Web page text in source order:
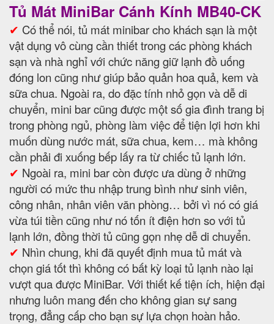
Tủ Mát MiniBar Cánh Kính MB40-CK
✔ Có thể nói, tủ mát minibar cho khách sạn là một
vật dụng vô cùng cần thiết trong các phòng khách
sạn và nhà nghỉ với chức năng giữ lạnh đồ uống
đóng lon cũng như giúp bảo quản hoa quả, kem và
sữa chua. Ngoài ra, do đặc tính nhỏ gọn và dễ di
chuyển, mini bar cũng được một số gia đình trang bị
trong phòng ngủ, phòng làm việc để tiện lợi hơn khi
muốn dùng nước mát, sữa chua, kem… mà không
cần phải đi xuống bếp lấy ra từ chiếc tủ lạnh lớn.
✔ Ngoài ra, mini bar còn được ưa dùng ở những
người có mức thu nhập trung bình như sinh viên,
công nhân, nhân viên văn phòng… bởi vì nó có giá
vừa túi tiền cũng như nó tốn ít điện hơn so với tủ
lạnh lớn, đồng thời tủ cũng gọn nhẹ dễ di chuyển.
✔ Nhìn chung, khi đã quyết định mua tủ mát và
chọn giá tốt thì không có bất kỳ loại tủ lạnh nào lại
vượt qua được MiniBar. Với thiết kế tiện ích, hiện đại
nhưng luôn mang đến cho không gian sự sang
trọng, đẳng cấp cho bạn sự lựa chọn hoàn hảo.